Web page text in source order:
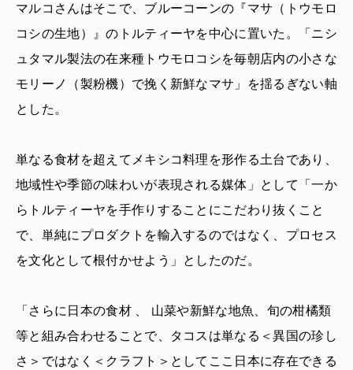
マルコさんはそこで、ブルーコーンの『マサ（トウモロ
コシの生地）』のトルティーヤを中心に置いた。「ニシ
ュタマル製法の在来種トウモロコシを毎朝店内の小さな
モリーノ（製粉機）で挽く新鮮なマサ」を揺るぎない軸
とした。
単なる食材を超えてメキシコ料理を形作る土台であり、
地域性や季節の味わいが表現される媒体」として「一か
らトルティーヤを手作りすることにこだわり抜くこと
で、単純にプロダクトを輸入するのではなく、プロセス
を文化として根付かせよう」としたのだ。
「さらに日本の食材 、 山菜や新鮮な地魚、旬の柑橘類
等と組み合わせることで、タコスは単なる＜異国の珍し
さ＞ではなく＜クラフト＞としてここ日本に存在できる